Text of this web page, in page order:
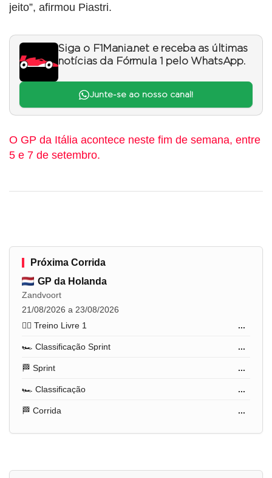
jeito”, afirmou Piastri.
Siga o F1Mania.net e receba as últimas
notícias da Fórmula 1 pelo WhatsApp.
Junte-se ao nosso canal!
O GP da Itália acontece neste fim de semana, entre
5 e 7 de setembro.
Próxima Corrida
GP da Holanda
Zandvoort
21/08/2026 a 23/08/2026
🏋️‍♂️ Treino Livre 1
...
🏎️ Classificação Sprint ...
🏁 Sprint ...
🏎️ Classificação ...
🏁 Corrida ...